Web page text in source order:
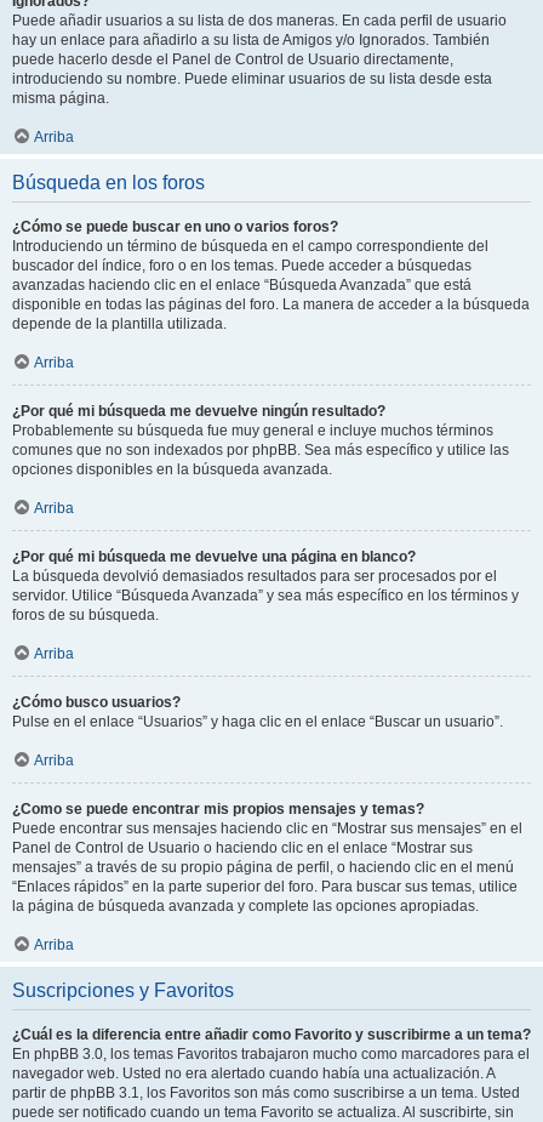
Puede añadir usuarios a su lista de dos maneras. En cada perfil de usuario
hay un enlace para añadirlo a su lista de Amigos y/o Ignorados. También
puede hacerlo desde el Panel de Control de Usuario directamente,
introduciendo su nombre. Puede eliminar usuarios de su lista desde esta
misma página.
Arriba
Búsqueda en los foros
¿Cómo se puede buscar en uno o varios foros?
Introduciendo un término de búsqueda en el campo correspondiente del
buscador del índice, foro o en los temas. Puede acceder a búsquedas
avanzadas haciendo clic en el enlace “Búsqueda Avanzada” que está
disponible en todas las páginas del foro. La manera de acceder a la búsqueda
depende de la plantilla utilizada.
Arriba
¿Por qué mi búsqueda me devuelve ningún resultado?
Probablemente su búsqueda fue muy general e incluye muchos términos
comunes que no son indexados por phpBB. Sea más específico y utilice las
opciones disponibles en la búsqueda avanzada.
Arriba
¿Por qué mi búsqueda me devuelve una página en blanco?
La búsqueda devolvió demasiados resultados para ser procesados por el
servidor. Utilice “Búsqueda Avanzada” y sea más específico en los términos y
foros de su búsqueda.
Arriba
¿Cómo busco usuarios?
Pulse en el enlace “Usuarios” y haga clic en el enlace “Buscar un usuario”.
Arriba
¿Como se puede encontrar mis propios mensajes y temas?
Puede encontrar sus mensajes haciendo clic en “Mostrar sus mensajes” en el
Panel de Control de Usuario o haciendo clic en el enlace “Mostrar sus
mensajes” a través de su propio página de perfil, o haciendo clic en el menú
“Enlaces rápidos” en la parte superior del foro. Para buscar sus temas, utilice
la página de búsqueda avanzada y complete las opciones apropiadas.
Arriba
Suscripciones y Favoritos
¿Cuál es la diferencia entre añadir como Favorito y suscribirme a un tema?
En phpBB 3.0, los temas Favoritos trabajaron mucho como marcadores para el
navegador web. Usted no era alertado cuando había una actualización. A
partir de phpBB 3.1, los Favoritos son más como suscribirse a un tema. Usted
puede ser notificado cuando un tema Favorito se actualiza. Al suscribirte, sin